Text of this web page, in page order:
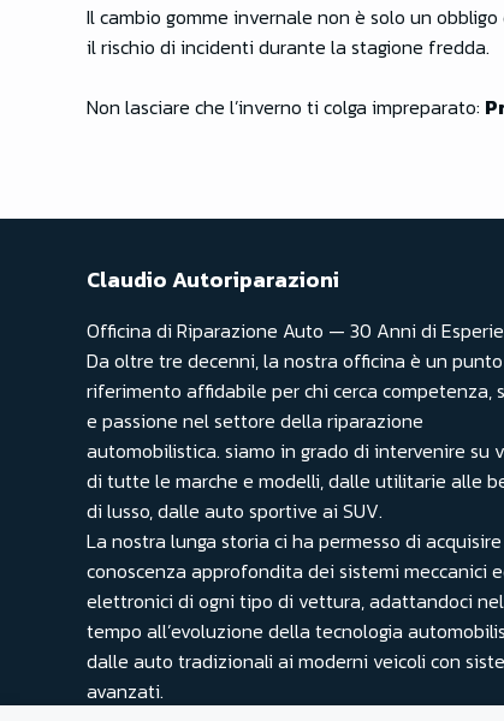
Il cambio gomme invernale non è solo un
il rischio di incidenti durante la stagione fredda.
Non lasciare che l’inverno ti colga impreparato:
Claudio Autoriparazioni
Officina di Riparazione Auto — 30 Anni di
Da oltre tre decenni, la nostra officina è un
riferimento affidabile per chi cerca competenza,
e passione nel settore della riparazione
automobilistica. siamo in grado di intervenire su
di tutte le marche e modelli, dalle utilitarie alle
di lusso, dalle auto sportive ai SUV.
La nostra lunga storia ci ha permesso di
conoscenza approfondita dei sistemi meccanici
elettronici di ogni tipo di vettura, adattandoci nel
tempo all’evoluzione della tecnologia
dalle auto tradizionali ai moderni veicoli con
avanzati.